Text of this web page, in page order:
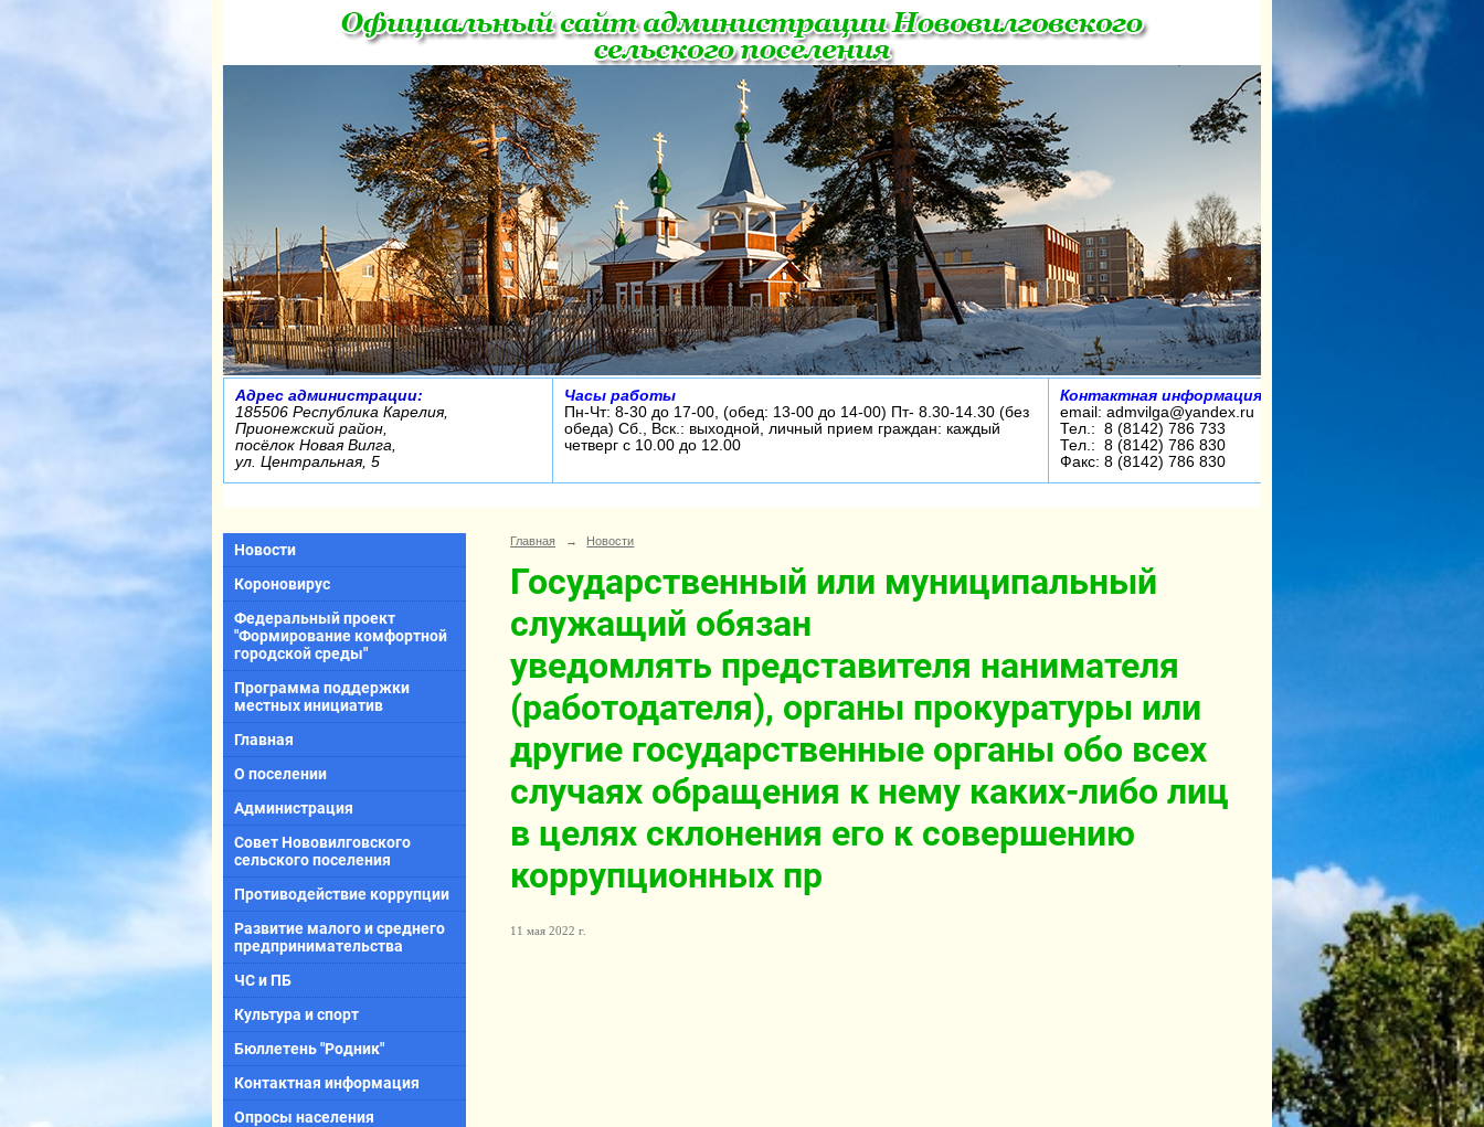
Адрес администрации:
185506 Республика Карелия,
Прионежский район,
посёлок Новая Вилга,
ул. Центральная, 5
Часы работы
Пн-Чт: 8-30 до 17-00, (обед: 13-00 до 14-00) Пт- 8.30-14.30 (без
обеда) Сб., Вск.: выходной, личный прием граждан: каждый
четверг с 10.00 до 12.00
Контактная информация:
email: admvilga@yandex.ru
Тел.: 8 (8142) 786 733
Тел.: 8 (8142) 786 830
Факс: 8 (8142) 786 830
Новости
Короновирус
Федеральный проект
"Формирование комфортной
городской среды"
Программа поддержки
местных инициатив
Главная
О поселении
Администрация
Совет Нововилговского
сельского поселения
Противодействие коррупции
Развитие малого и среднего
предпринимательства
ЧС и ПБ
Культура и спорт
Бюллетень "Родник"
Контактная информация
Опросы населения
Главная → Новости
Государственный или муниципальный
служащий обязан
уведомлять представителя нанимателя
(работодателя), органы прокуратуры или
другие государственные органы обо всех
случаях обращения к нему каких-либо лиц
в целях склонения его к совершению
коррупционных пр
11 мая 2022 г.